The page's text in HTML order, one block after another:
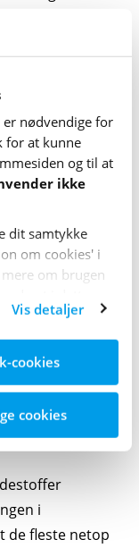
nødvendige for
for at kunne
og til at
ikke
dit samtykke
om cookies' i
om brugen
Vis detaljer
cookies
cookies
med
på mængden
kan
et godt
som ofte
er f.eks. soda­
naturligt har
klare sig uden
om sødemidler
i
de fleste netop